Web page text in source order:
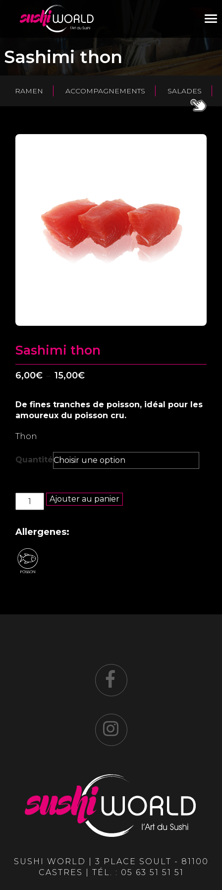
Sashimi thon
RAMEN ACCOMPAGNEMENTS SALADES
Sashimi thon
6,00€ – 15,00€Plage
6,00€
à
De fines tranches de poisson, idéal pour les
amoureux du poisson cru.
Thon
Quantité
quantité
de
thon
Ajouter au panier
Allergenes:
SUSHI WORLD | 3 PLACE SOULT - 81100
CASTRES | TÉL. : 05 63 51 51 51